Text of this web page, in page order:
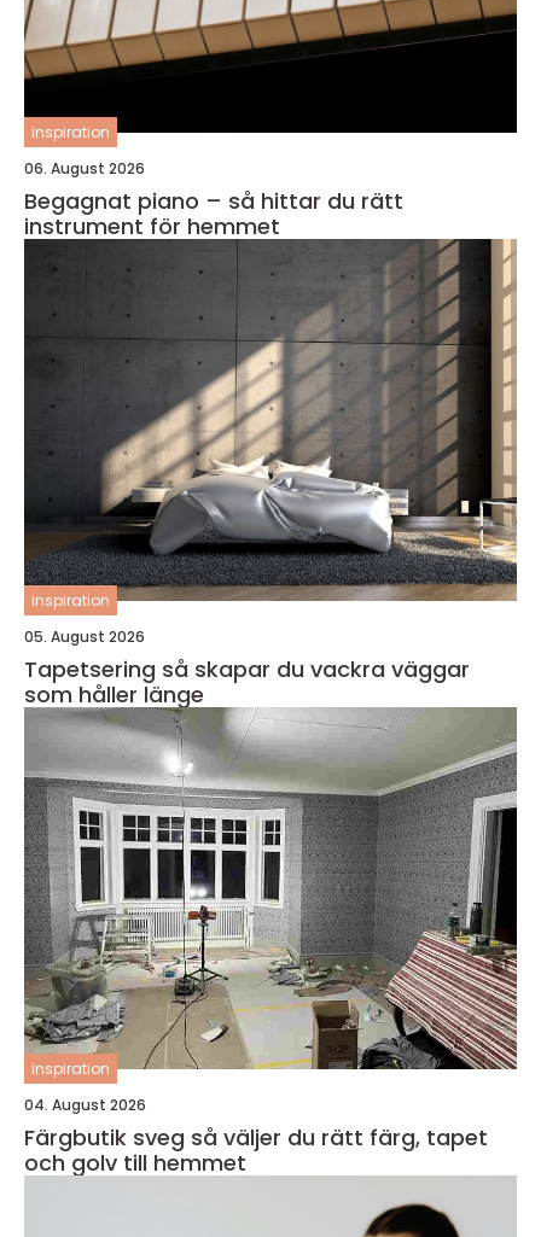
inspiration
06. August 2026
Begagnat piano – så hittar du rätt
instrument för hemmet
inspiration
05. August 2026
Tapetsering så skapar du vackra väggar
som håller länge
inspiration
04. August 2026
Färgbutik sveg så väljer du rätt färg, tapet
och golv till hemmet